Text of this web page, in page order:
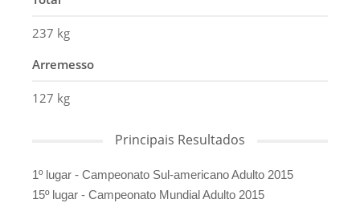
237 kg
Arremesso
127 kg
Principais Resultados
1º lugar - Campeonato Sul-americano Adulto 2015
15º lugar - Campeonato Mundial Adulto 2015